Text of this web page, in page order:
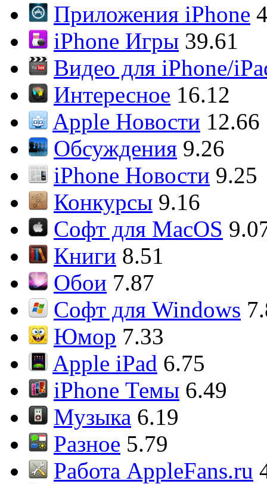
Приложения iPhone
iPhone Игры 39.61
Видео для iPhone/
Интересное 16.12
Apple Новости 12.66
Обсуждения 9.26
iPhone Новости 9.25
Конкурсы 9.16
Софт для MacOS
Книги 8.51
Обои 7.87
Софт для Windows
Юмор 7.33
Apple iPad 6.75
iPhone Темы 6.49
Музыка 6.19
Разное 5.79
Работа AppleFans.ru